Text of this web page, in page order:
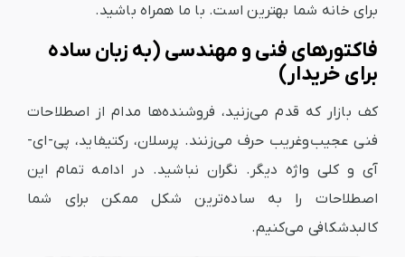
برای خانه شما بهترین است. با ما همراه باشید.
فاکتورهای فنی و مهندسی (به زبان ساده
برای خریدار)
کف بازار که قدم می‌زنید، فروشنده‌ها مدام از اصطلاحات
فنی عجیب‌و‌غریب حرف می‌زنند. پرسلان، رکتیفاید، پی-ای-
آی و کلی واژه دیگر. نگران نباشید. در ادامه تمام این
اصطلاحات را به ساده‌ترین شکل ممکن برای شما
کالبدشکافی می‌کنیم.